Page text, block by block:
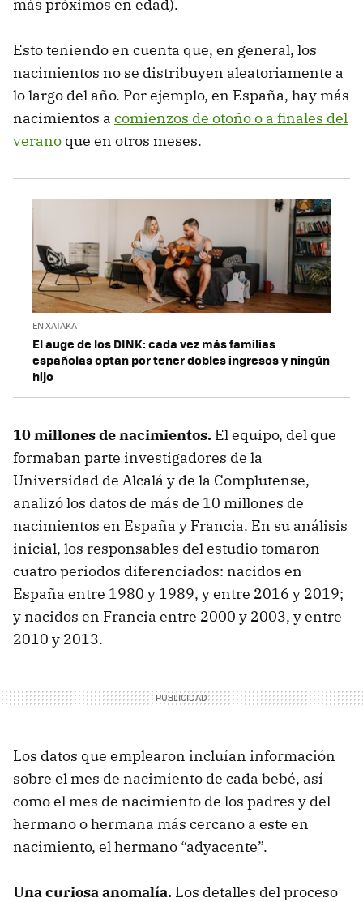
más próximos en edad).
Esto teniendo en cuenta que, en general, los
nacimientos no se distribuyen aleatoriamente a
lo largo del año. Por ejemplo, en España, hay más
nacimientos a comienzos de otoño o a finales del
verano que en otros meses.
EN XATAKA
El auge de los DINK: cada vez más familias
españolas optan por tener dobles ingresos y ningún
hijo
10 millones de nacimientos. El equipo, del que
formaban parte investigadores de la
Universidad de Alcalá y de la Complutense,
analizó los datos de más de 10 millones de
nacimientos en España y Francia. En su análisis
inicial, los responsables del estudio tomaron
cuatro periodos diferenciados: nacidos en
España entre 1980 y 1989, y entre 2016 y 2019;
y nacidos en Francia entre 2000 y 2003, y entre
2010 y 2013.
Los datos que emplearon incluían información
sobre el mes de nacimiento de cada bebé, así
como el mes de nacimiento de los padres y del
hermano o hermana más cercano a este en
nacimiento, el hermano “adyacente”.
Una curiosa anomalía. Los detalles del proceso